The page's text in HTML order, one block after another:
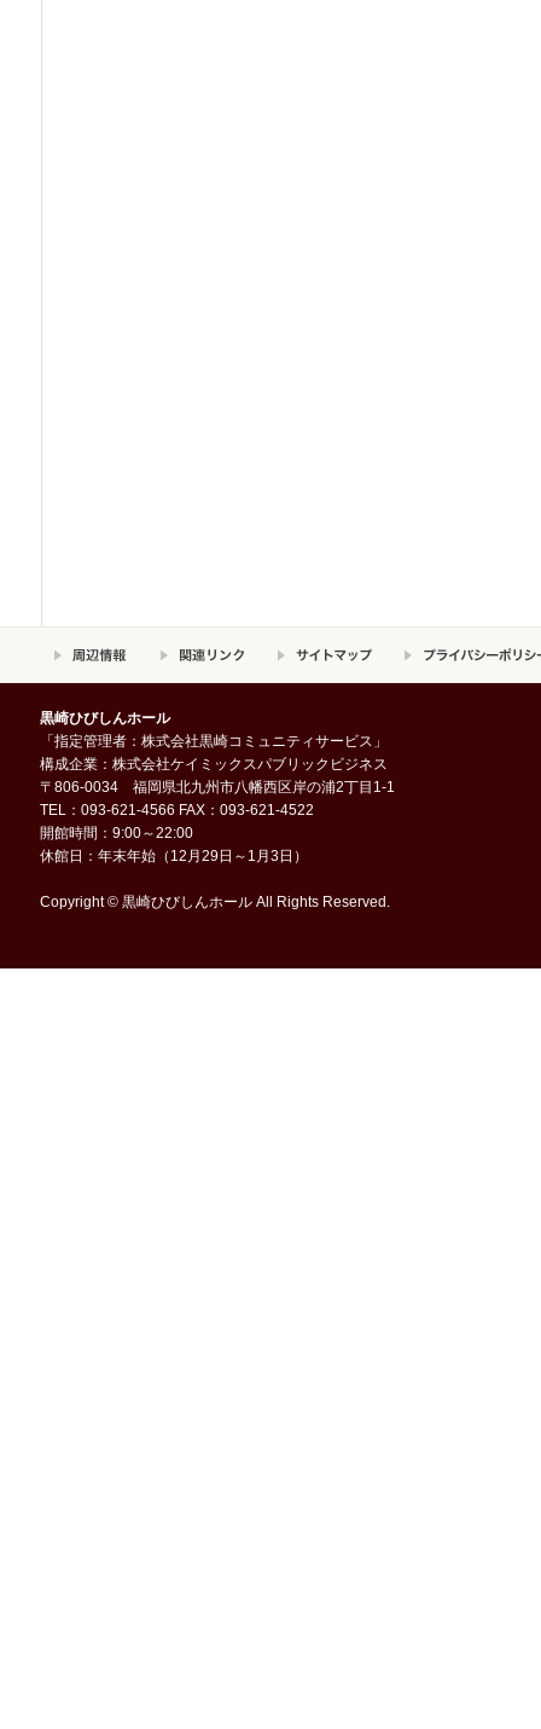
黒崎ひびしんホール
「指定管理者：株式会社黒崎コミュニティサービス」
構成企業：株式会社ケイミックスパブリックビジネス
〒806-0034 福岡県北九州市八幡西区岸の浦2丁目1-1
TEL：093-621-4566 FAX：093-621-4522
開館時間：9:00～22:00
休館日：年末年始（12月29日～1月3日）
Copyright © 黒崎ひびしんホール All Rights Reserved.